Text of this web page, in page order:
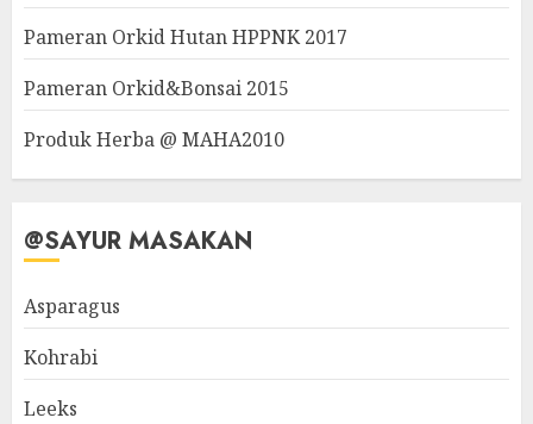
Pameran Orkid Hutan HPPNK 2017
Pameran Orkid&Bonsai 2015
Produk Herba @ MAHA2010
@SAYUR MASAKAN
Asparagus
Kohrabi
Leeks